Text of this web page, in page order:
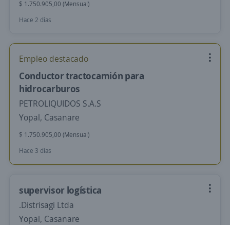
$ 1.750.905,00 (Mensual)
Hace 2 días
Empleo destacado
Conductor tractocamión para
hidrocarburos
PETROLIQUIDOS S.A.S
Yopal, Casanare
$ 1.750.905,00 (Mensual)
Hace 3 días
supervisor logística
.Distrisagi Ltda
Yopal, Casanare